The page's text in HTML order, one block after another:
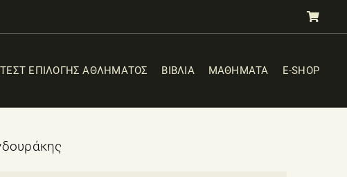
ΤΕΣΤ ΕΠΙΛΟΓΗΣ ΑΘΛΗΜΑΤΟΣ ΒΙΒΛΙΑ ΜΑΘΗΜΑΤΑ E-SHOP